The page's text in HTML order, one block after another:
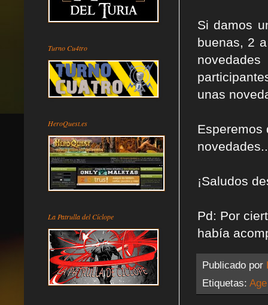
Si damos
buenas, 2
unas
Esperemos
¡Saludos
Pd: Por
había
Publicado por
Etiquetas:
Turno Cu4tro
HeroQuest.es
La Patrulla del Cíclope